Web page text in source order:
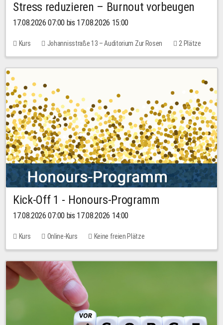
Stress reduzieren – Burnout vorbeugen
17.08.2026 07:00 bis 17.08.2026 15:00
Kurs Johannisstraße 13 – Auditorium Zur Rosen
2 Plätze
10,00 EUR
Kick-Off 1 - Honours-Programm
17.08.2026 07:00 bis 17.08.2026 14:00
Kurs Online-Kurs Keine freien Plätze